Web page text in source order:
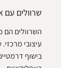
שרוולים עם
השרוולים הם
עיצובי מרכזי.
בישוף